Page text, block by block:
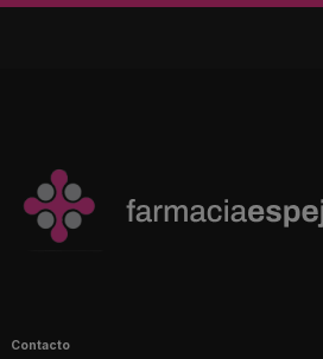
Contacto